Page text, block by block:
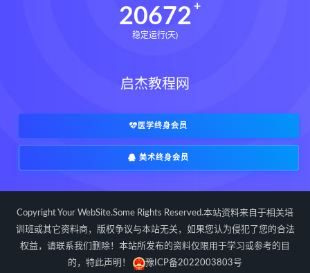
世道天机预测学下载
世道天机预测学网盘
世道天机预测学电子书
实用命理学 财富显化的道法术下载
财富显化的道法术网盘
生命密码高级解读师网盘
生命密码高级解读师 弈涵老师
相理衡真十卷点校本下载
相理衡真十卷点校本网盘
20672
稳定运行(天)
启杰教程网
医学终身会员
美术终身会员
Copyright Your WebSite.Some Rights Reserved.本站资料来自于相关培
训班或其它资料商，版权争议与本站无关，如果您认为侵犯了您的合法
权益，请联系我们删除！本站所发布的资料仅限用于学习或参考的目
的，特此声明！
豫ICP备2022003803号